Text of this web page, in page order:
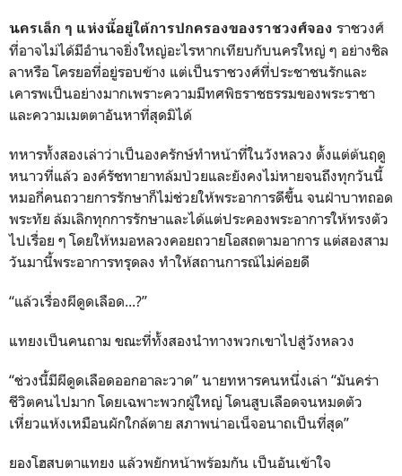
นครเล็ก ๆ แห่งนี้อยู่ใต้การปกครองของราชวงศ์จอง ราชวงศ์
ที่อาจไม่ได้มีอำนาจยิ่งใหญ่อะไรหากเทียบกับนครใหญ่ ๆ อย่างชิล
ลาหรือ โครยอที่อยู่รอบข้าง แต่เป็นราชวงศ์ที่ประชาชนรักและ
เคารพเป็นอย่างมากเพราะความมีทศพิธราชธรรมของพระราชา
และความเมตตาอันหาที่สุดมิได้
ทหารทั้งสองเล่าว่าเป็นองครักษ์ทำหน้าที่ในวังหลวง ตั้งแต่ต้นฤดู
หนาวที่แล้ว องค์รัชทายาทล้มป่วยและยังคงไม่หายจนถึงทุกวันนี้
หมอกี่คนถวายการรักษาก็ไม่ช่วยให้พระอาการดีขึ้น จนฝ่าบาทถอด
พระทัย ล้มเลิกทุกการรักษาและได้แต่ประคองพระอาการให้ทรงตัว
ไปเรื่อย ๆ โดยให้หมอหลวงคอยถวายโอสถตามอาการ แต่สองสาม
วันมานี้พระอาการทรุดลง ทำให้สถานการณ์ไม่ค่อยดี
“แล้วเรื่องผีดูดเลือด...?”
แทยงเป็นคนถาม ขณะที่ทั้งสองนำทางพวกเขาไปสู่วังหลวง
“ช่วงนี้มีผีดูดเลือดออกอาละวาด” นายทหารคนหนึ่งเล่า “มันคร่า
ชีวิตคนไปมาก โดยเฉพาะพวกผู้ใหญ่ โดนสูบเลือดจนหมดตัว
เหี่ยวแห้งเหมือนผักใกล้ตาย สภาพน่าอเน็จอนาถเป็นที่สุด”
ยองโฮสบตาแทยง แล้วพยักหน้าพร้อมกัน เป็นอันเข้าใจ